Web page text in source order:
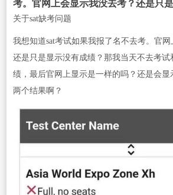
考。官网上会显示我没去考？还是只
关于sat缺考问题
我想知道sat考试如果我报了名不去考。官
还是只是显示没有成绩？那我当天不去考
绩，最后官网上显示是一样的吗？还是会显
两个结果啊？